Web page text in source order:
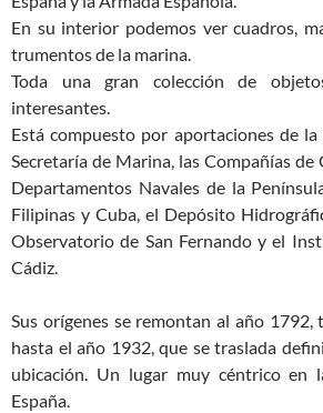
En su interior podemos ver cuadros,
trumentos de la marina.
Toda una gran colección de
interesantes.
Está compuesto por aportaciones de la
Secretaría de Marina, las Compañías de
Departamentos Navales de la
Fi­lipinas y Cuba, el Depósito
Obser­vatorio de San Fernando y el
Cádiz.
Sus orígenes se remontan al año 1792,
hasta el año 1932, que se traslada
ubicación. Un lugar muy céntrico en
España.